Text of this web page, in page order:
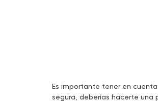
Es importante tener en
segura, deberías hacerte una